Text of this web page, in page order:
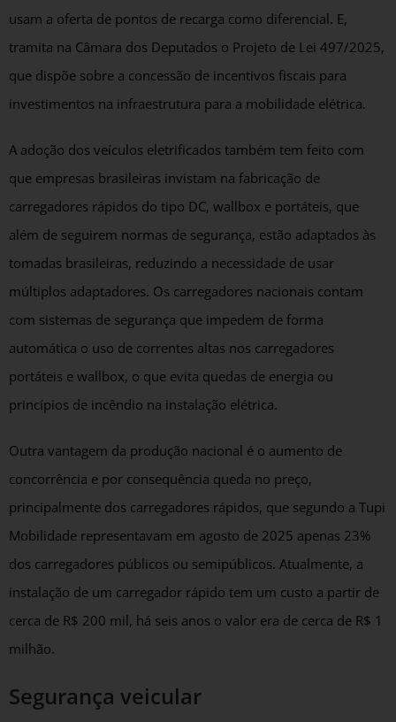
usam a oferta de pontos de recarga como diferencial. E,
tramita na Câmara dos Deputados o Projeto de Lei 497/2025,
que dispõe sobre a concessão de incentivos fiscais para
investimentos na infraestrutura para a mobilidade elétrica.
A adoção dos veículos eletrificados também tem feito com
que empresas brasileiras invistam na fabricação de
carregadores rápidos do tipo DC, wallbox e portáteis, que
além de seguirem normas de segurança, estão adaptados às
tomadas brasileiras, reduzindo a necessidade de usar
múltiplos adaptadores. Os carregadores nacionais contam
com sistemas de segurança que impedem de forma
automática o uso de correntes altas nos carregadores
portáteis e wallbox, o que evita quedas de energia ou
princípios de incêndio na instalação elétrica.
Outra vantagem da produção nacional é o aumento de
concorrência e por consequência queda no preço,
principalmente dos carregadores rápidos, que segundo a Tupi
Mobilidade representavam em agosto de 2025 apenas 23%
dos carregadores públicos ou semipúblicos. Atualmente, a
instalação de um carregador rápido tem um custo a partir de
cerca de R$ 200 mil, há seis anos o valor era de cerca de R$ 1
milhão.
Segurança veicular